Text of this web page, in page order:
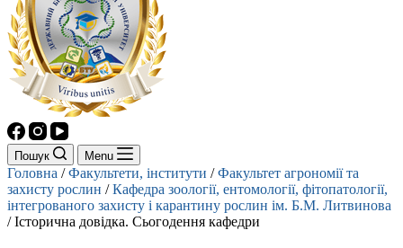
Пошук Menu
Головна /Факультети, інститути /Факультет агрономії та
захисту рослин /Кафедра зоології, ентомології, фітопатології,
інтегрованого захисту і карантину рослин ім. Б.М. Литвинова
/Історична довідка. Сьогодення кафедри